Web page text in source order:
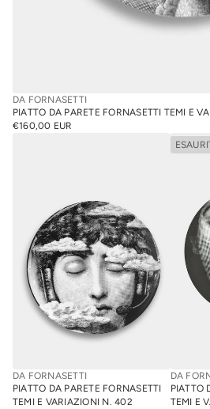
DA FORNASETTI
PIATTO DA PARETE FORNASETTI TEMI E
PREZZO
€160,00 EUR
DA FORNASETTI
PIATTO DA PARETE FORNASETTI
TEMI E VARIAZIONI N. 402
DA
PIATTO
TEMI E